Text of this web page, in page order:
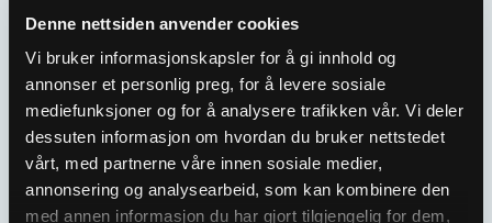
Denne nettsiden anvender cookies
Vi bruker informasjonskapsler for å gi innhold og
annonser et personlig preg, for å levere sosiale
mediefunksjoner og for å analysere trafikken vår. Vi deler
dessuten informasjon om hvordan du bruker nettstedet
vårt, med partnerne våre innen sosiale medier,
annonsering og analysearbeid, som kan kombinere den
med annen informasjon du har gjort tilgjengelig for dem,
M/KILE
2113187